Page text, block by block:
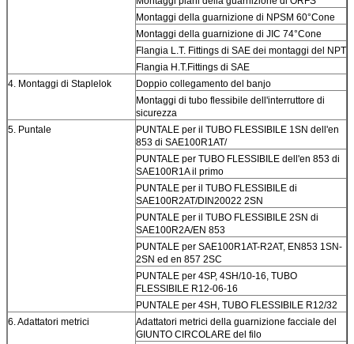
Montaggi della guarnizione di NPSM 60°Cone
Montaggi della guarnizione di JIC 74°Cone
Flangia L.T. Fittings di SAE dei montaggi del NPT
Flangia H.T.Fittings di SAE
4. Montaggi di Staplelok
Doppio collegamento del banjo
Montaggi di tubo flessibile dell'interruttore di
sicurezza
5. Puntale
PUNTALE per il TUBO FLESSIBILE 1SN dell'en
853 di SAE100R1AT/
PUNTALE per TUBO FLESSIBILE dell'en 853 di
SAE100R1A il primo
PUNTALE per il TUBO FLESSIBILE di
SAE100R2AT/DIN20022 2SN
PUNTALE per il TUBO FLESSIBILE 2SN di
SAE100R2A/EN 853
PUNTALE per SAE100R1AT-R2AT, EN853 1SN-
2SN ed en 857 2SC
PUNTALE per 4SP, 4SH/10-16, TUBO
FLESSIBILE R12-06-16
PUNTALE per 4SH, TUBO FLESSIBILE R12/32
6. Adattatori metrici
Adattatori metrici della guarnizione facciale del
GIUNTO CIRCOLARE del filo